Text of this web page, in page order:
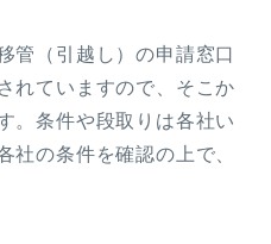
管（引越し）の申請窓口
れていますので、そこか
。条件や段取りは各社い
社の条件を確認の上で、